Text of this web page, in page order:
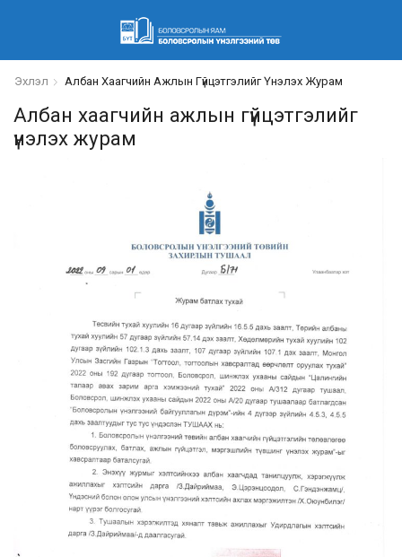
Эхлэл Албан Хаагчийн Ажлын Гүйцэтгэлийг Үнэлэх Журам
Албан хаагчийн ажлын гүйцэтгэлийг
үнэлэх журам